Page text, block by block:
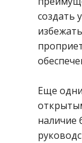
создать
Еще
наличие